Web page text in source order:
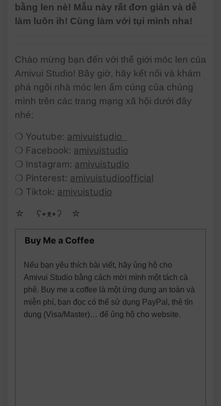
bằng len nè! Mẫu này rất đơn giản và dễ
làm luôn ih! Cùng làm với tụi mình nha!
Chào mừng bạn đến với thế giới móc len của
Amivui Studio! Bây giờ, hãy kết nối và khám
phá ngôi nhà móc len ấm cúng của chúng
mình trên các trang mạng xã hội dưới đây
nhé:
❍ Youtube: amivuistudio
❍ Facebook: amivuistudio
❍ Instagram: amivuistudio
❍ Pinterest: amivuistudioofficial
❍ Tiktok: amivuistudio
☆ゝ ʕ•ᴥ•ʔゝ☆
Buy Me a Coffee
Nếu bạn yêu thích bài viết, hãy ủng hộ cho
Amivui Studio bằng cách mời mình một tách cà
phê. Buy me a coffee là một ứng dụng an toàn và
miễn phí, bạn đọc có thể sử dụng PayPal, thẻ tín
dụng (Visa/Master)… để ủng hộ cho website.